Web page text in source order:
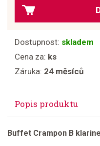
Dostupnost: skladem
Cena za: ks
Záruka: 24 měsíců
Popis produktu
Buffet Crampon B